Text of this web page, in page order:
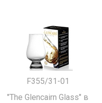
F355/31-01
"The Glencairn Glass" в